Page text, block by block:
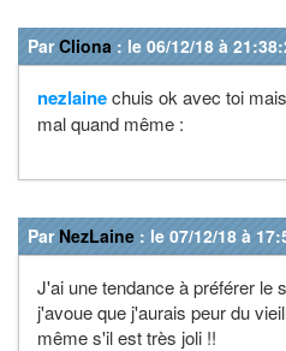
ParCliona : le 06/12/18 à
nezlainechuis ok avec toi
mal quand même :
Par NezLaine : le 07/12/18 à
J'ai une tendance à préférer le
j'avoue que j'aurais peur du
même s'il est très joli !!